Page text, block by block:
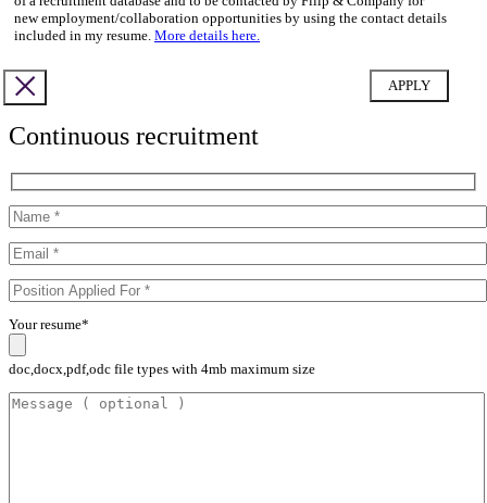
new employment/collaboration opportunities by using the contact details
included in my resume. More details here.
Continuous recruitment
Your resume*
doc,docx,pdf,odc file types with 4mb maximum size